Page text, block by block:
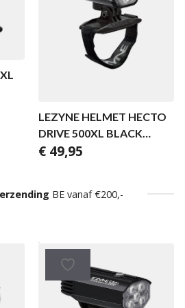
LEZYNE HELMET HECTO
DRIVE 500XL BLACK
GLOSS
€ 49,95
BE vanaf €200,-